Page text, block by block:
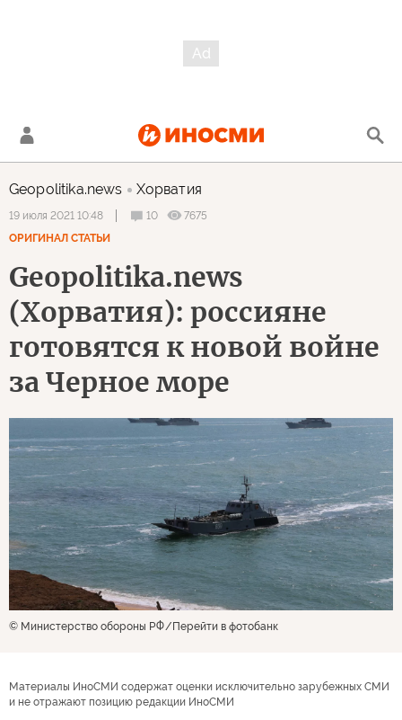
Geopolitika.news Хорватия
19 июля 2021 10:48 10
7675
ОРИГИНАЛ СТАТЬИ
Geopolitika.news
(Хорватия): россияне
готовятся к новой войне
за Черное море
© Министерство обороны РФ Перейти в фотобанк
Материалы ИноСМИ содержат оценки исключительно зарубежных СМИ
и не отражают позицию редакции ИноСМИ